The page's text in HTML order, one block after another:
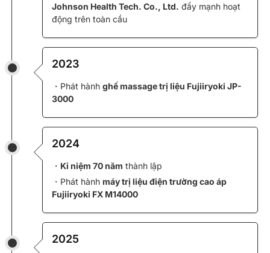
Johnson Health Tech. Co., Ltd. đẩy mạnh hoạt
động trên toàn cầu
2023
・Phát hành ghế massage trị liệu Fujiiryoki JP-
3000
2024
・ Kỉ niệm 70 năm thành lập
・Phát hành máy trị liệu điện trường cao áp
Fujiiryoki FX M14000
2025